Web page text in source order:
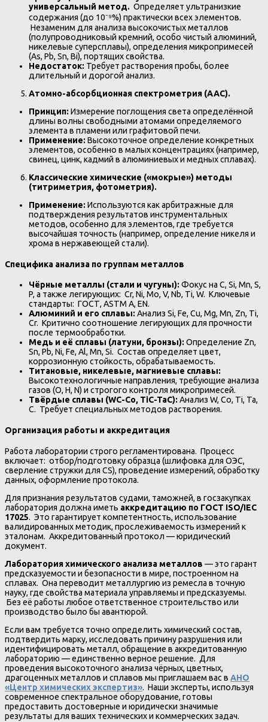
универсальный метод. Определяет ультранизкие
содержания (до 10⁻⁹%) практически всех элементов.
Незаменим для анализа высокочистых металлов
(полупроводниковый кремний, особо чистый алюминий,
никелевые суперсплавы), определения микропримесей
(As, Pb, Sn, Bi), портящих свойства.
Недостаток: Требует растворения пробы, более
длительный и дорогой анализ.
Атомно-абсорбционная спектрометрия (ААС).
Принцип:Измерение поглощения света определённой
длины волны свободными атомами определяемого
элемента в пламени или графитовой печи.
Применение:Высокоточное определение конкретных
элементов, особенно в малых концентрациях (например,
свинец, цинк, кадмий в алюминиевых и медных сплавах).
Классические химические («мокрые») методы
(титриметрия, фотометрия).
Применение:Используются как арбитражные для
подтверждения результатов инструментальных
методов, особенно для элементов, где требуется
высочайшая точность (например, определение никеля и
хрома в нержавеющей стали).
Специфика анализа по группам металлов
Чёрные металлы (стали и чугуны):Фокус на C, Si, Mn, S,
P, а также легирующих: Cr, Ni, Mo, V, Nb, Ti, W. Ключевые
стандарты: ГОСТ, ASTM A, EN.
Алюминий и его сплавы:Анализ Si, Fe, Cu, Mg, Mn, Zn, Ti,
Cr. Критично соотношение легирующих для прочности
после термообработки.
Медь и её сплавы (латуни, бронзы):Определение Zn,
Sn, Pb, Ni, Fe, Al, Mn, Si. Состав определяет цвет,
коррозионную стойкость, обрабатываемость.
Титановые, никелевые, магниевые сплавы:
Высокотехнологичные направления, требующие анализа
газов (O, H, N) и строгого контроля микропримесей.
Твёрдые сплавы (WC-Co, TiC-TaC):Анализ W, Co, Ti, Ta,
C. Требует специальных методов растворения.
Организация работы и аккредитация
Работа лаборатории строго регламентирована. Процесс
включает: отбор/подготовку образца (шлифовка для ОЭС,
сверление стружки для CS), проведение измерений, обработку
данных, оформление протокола.
Для признания результатов судами, таможней, в госзакупках
лаборатория должна иметь аккредитацию по ГОСТ ISO/IEC
17025. Это гарантирует компетентность, использование
валидированных методик, прослеживаемость измерений к
эталонам. Аккредитованный протокол — юридический
документ.
Лаборатория химического анализа металлов — это гарант
предсказуемости и безопасности в мире, построенном на
сплавах. Она переводит металлургию из ремесла в точную
науку, где свойства материала управляемы и предсказуемы.
Без её работы любое ответственное строительство или
производство было бы авантюрой.
Если вам требуется точно определить химический состав,
подтвердить марку, исследовать причину разрушения или
идентифицировать металл, обращение в аккредитованную
лабораторию — единственно верное решение. Для
проведения высокоточного анализа чёрных, цветных,
драгоценных металлов и сплавов мы приглашаем вас в АНО
«Центр химических экспертиз». Наши эксперты, используя
современное спектральное оборудование, готовы
предоставить достоверные и юридически значимые
результаты для ваших технических и коммерческих задач.